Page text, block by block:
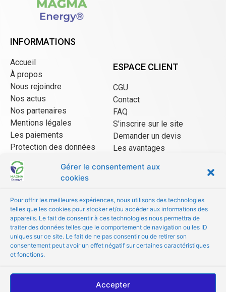
Gérer le consentement aux
cookies
Pour offrir les meilleures expériences, nous utilisons des technologies
telles que les cookies pour stocker et/ou accéder aux informations des
appareils. Le fait de consentir à ces technologies nous permettra de
traiter des données telles que le comportement de navigation ou les ID
uniques sur ce site. Le fait de ne pas consentir ou de retirer son
consentement peut avoir un effet négatif sur certaines caractéristiques
et fonctions.
Accepter
INFORMATIONS
Accueil
À propos
Nous rejoindre
Nos actus
Nos partenaires
Mentions légales
Les paiements
Protection des données
CGU Mangopay
ESPACE CLIENT
CGU
Contact
FAQ
S'inscrire sur le site
Demander un devis
Les avantages
CGU/CGV
Être référencé
Les avantages
FAQ